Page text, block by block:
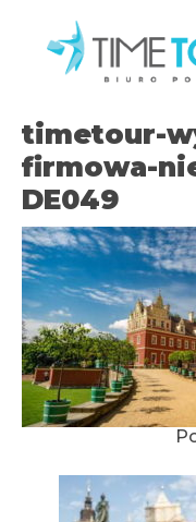
timetour-
firmowa-
DE049